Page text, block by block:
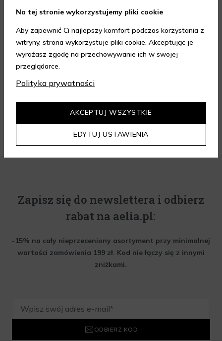
Poradnik
Wybór odpowiedniego kremu do twarzy to kluczowy krok w
codziennej pielęgnacji skóry, który może znacząco wpłynąć na
oraz wiedzieć, jak dopasować je do potrzeb własnej skóry.
krem do twarzy.
Czytaj dalej
ZOBACZ WIĘCEJ
Zapisz się do newslettera i odbierz
rabat na aelia.pl:
-15% na cały nieprzeceniony asortyment przy minimalnej
wartości zamówienia 199 zł. Kod nie łączy się z innymi
zniżkami.
ODBIERZ KOD
Na tej stronie wykorzystujemy pliki cookie
Aby zapewnić Ci najlepszy komfort podczas korzystania z
witryny, strona wykorzystuje pliki cookie. Akceptując je
wyrażasz zgodę na przechowywanie ich w swojej
przeglądarce.
Polityka prywatności
EDYTUJ USTAWIENIA
AKCEPTUJ WSZYSTKIE